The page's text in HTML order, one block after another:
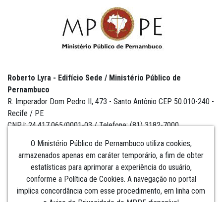
O Ministério Público de Pernambuco utiliza cookies,
armazenados apenas em caráter temporário, a fim de obter
estatísticas para aprimorar a experiência do usuário,
conforme a Política de Cookies. A navegação no portal
implica concordância com esse procedimento, em linha com
Roberto Lyra - Edifício Sede / Ministério Público de
Pernambuco
R. Imperador Dom Pedro II, 473 - Santo Antônio CEP 50.010-240 -
Recife / PE
CNPJ: 24.417.065/0001-03 / Telefone: (81) 3182-7000
Institucional
Comunicação